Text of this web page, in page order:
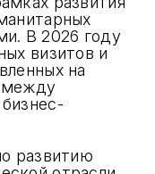
В 2026 году
визитов и
на
между
развитию